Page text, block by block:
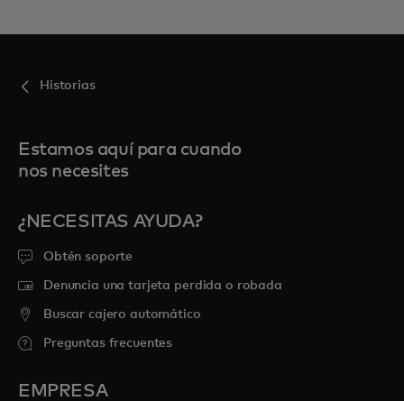
Historias
Estamos aquí para cuando
nos necesites
¿NECESITAS AYUDA?
Obtén soporte
Denuncia una tarjeta perdida o robada
Buscar cajero automático
Preguntas frecuentes
EMPRESA